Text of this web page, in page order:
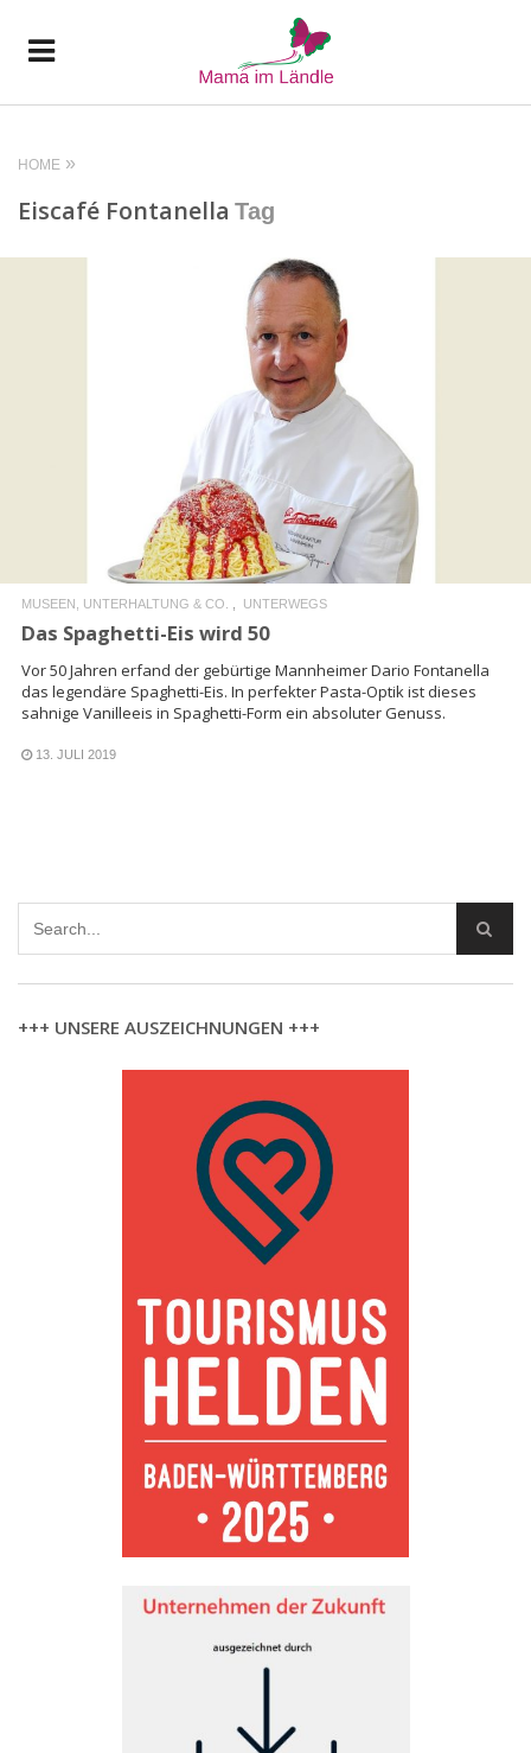
HOME
Eiscafé Fontanella Tag
READ MORE
MUSEEN, UNTERHALTUNG & CO. UNTERWEGS
Das Spaghetti-Eis wird 50
Vor 50 Jahren erfand der gebürtige Mannheimer Dario Fontanella
das legendäre Spaghetti-Eis. In perfekter Pasta-Optik ist dieses
sahnige Vanilleeis in Spaghetti-Form ein absoluter Genuss.
13. JULI 2019
+++ UNSERE AUSZEICHNUNGEN +++